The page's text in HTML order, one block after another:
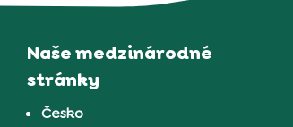
Naše medzinárodné
stránky
Česko